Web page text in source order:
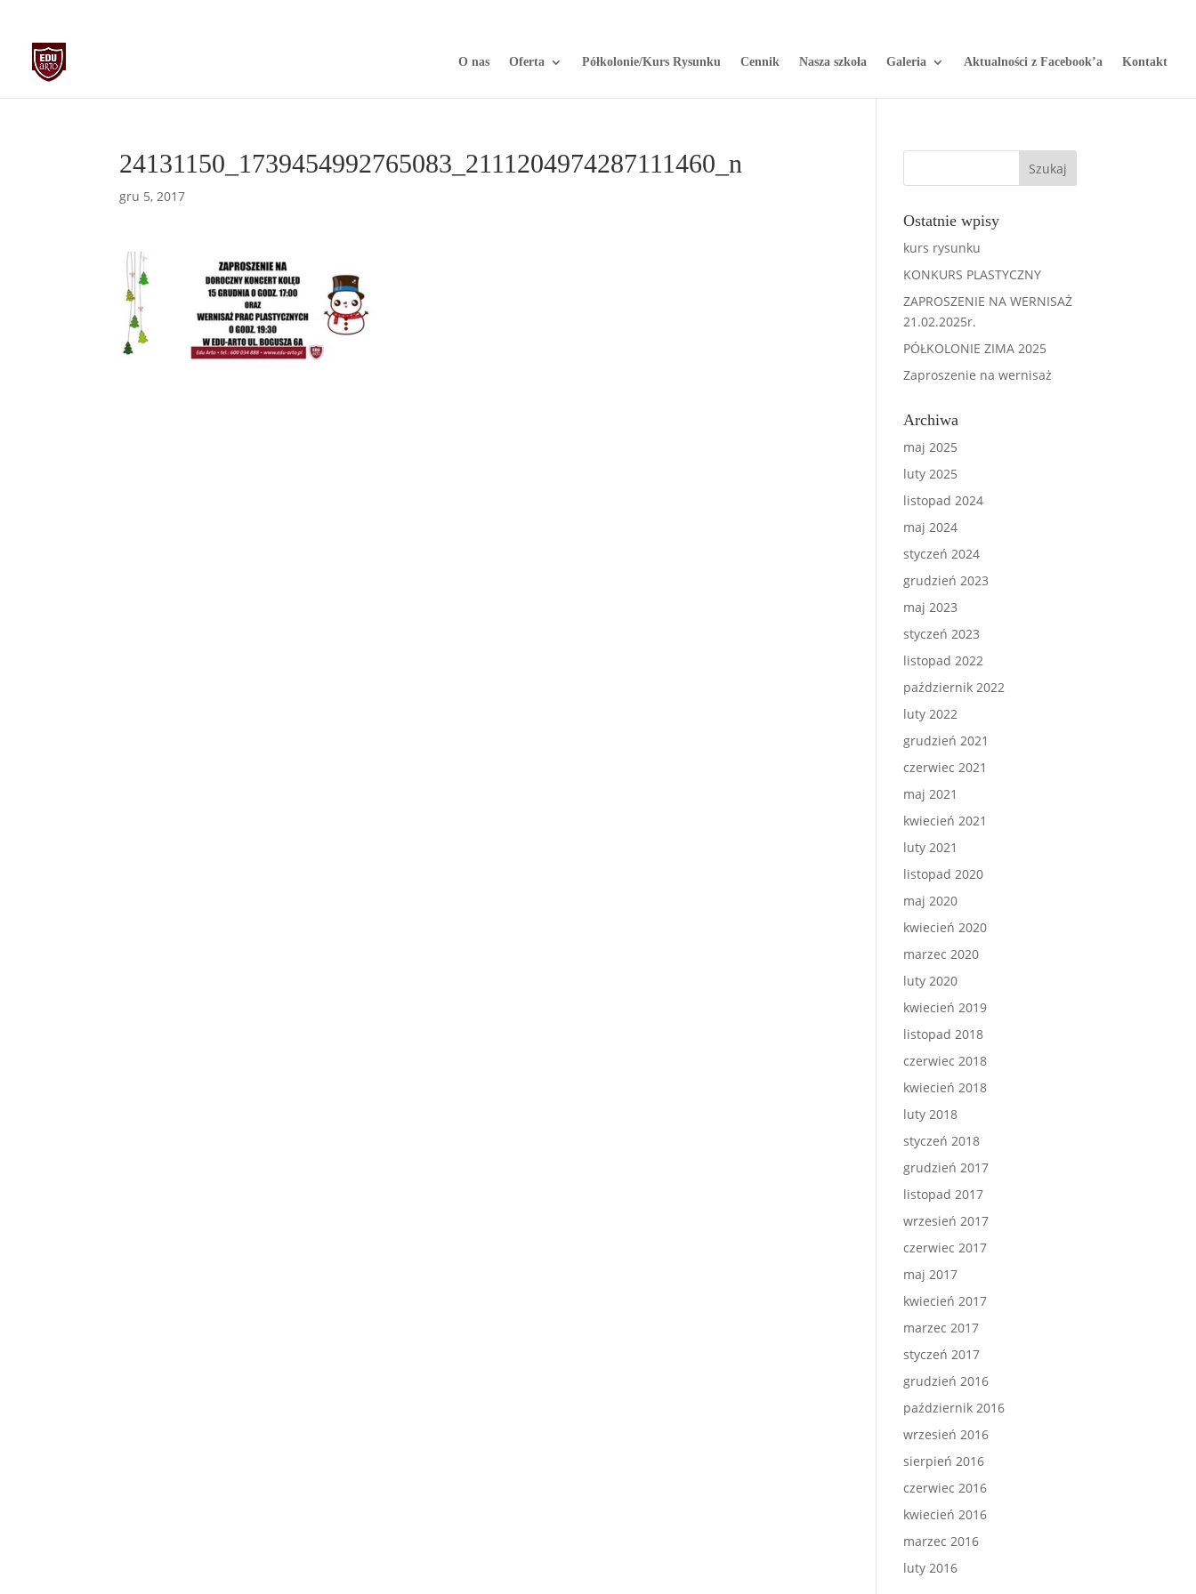
O nas Oferta Półkolonie/Kurs Rysunku Cennik Nasza szkoła Galeria Aktualności z Facebook’a Kontakt
24131150_1739454992765083_2111204974287111460_n
gru 5, 2017
Ostatnie wpisy
kurs rysunku
KONKURS PLASTYCZNY
ZAPROSZENIE NA WERNISAŻ
21.02.2025r.
PÓŁKOLONIE ZIMA 2025
Zaproszenie na wernisaż
Archiwa
maj 2025
luty 2025
listopad 2024
maj 2024
styczeń 2024
grudzień 2023
maj 2023
styczeń 2023
listopad 2022
październik 2022
luty 2022
grudzień 2021
czerwiec 2021
maj 2021
kwiecień 2021
luty 2021
listopad 2020
maj 2020
kwiecień 2020
marzec 2020
luty 2020
kwiecień 2019
listopad 2018
czerwiec 2018
kwiecień 2018
luty 2018
styczeń 2018
grudzień 2017
listopad 2017
wrzesień 2017
czerwiec 2017
maj 2017
kwiecień 2017
marzec 2017
styczeń 2017
grudzień 2016
październik 2016
wrzesień 2016
sierpień 2016
czerwiec 2016
kwiecień 2016
marzec 2016
luty 2016